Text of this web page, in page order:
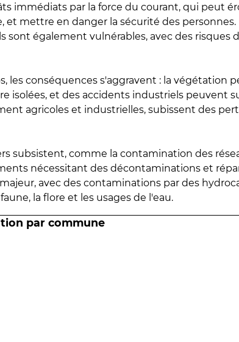
immédiats par la force du courant, qui peut
et mettre en danger la sécurité des personnes.
sont également vulnérables, avec des risques
les conséquences s'aggravent : la végétation
isolées, et des accidents industriels peuvent
agricoles et industrielles, subissent des
subsistent, comme la contamination des
nécessitant des décontaminations et
avec des contaminations par des
la flore et les usages de l'eau.
par commune